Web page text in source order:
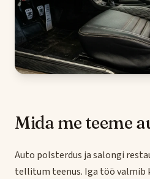
Mida me teeme
Auto polsterdus ja salongi
tellitum teenus. Iga töö valmib